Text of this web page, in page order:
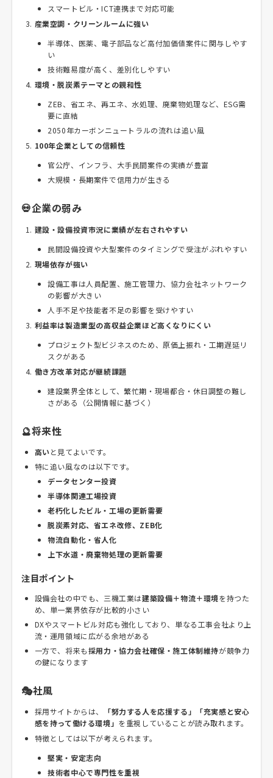
スマートビル・ICT連携まで対応可能
産業空調・クリーンルームに強い
半導体、医薬、電子部品など高付加価値案件に関与しやす
い
技術難易度が高く、差別化しやすい
環境・脱炭素テーマとの親和性
ZEB、省エネ、再エネ、水処理、廃棄物処理など、ESG需
要に直結
2050年カーボンニュートラルの流れは追い風
100年企業としての信頼性
官公庁、インフラ、大手民間案件の実績が豊富
大規模・長期案件で信用力が生きる
💀企業の弱み
建設・設備投資市況に業績が左右されやすい
民間設備投資や大型案件のタイミングで受注がぶれやすい
現場依存が強い
設備工事は人員配置、施工管理力、協力会社ネットワーク
の影響が大きい
人手不足や技能者不足の影響を受けやすい
利益率は製造業型の高収益企業ほど高くなりにくい
プロジェクト型ビジネスのため、原価上振れ・工期遅延リ
スクがある
働き方改革対応が継続課題
建設業界全体として、繁忙期・現場都合・休日調整の難し
さがある（公開情報に基づく）
🔮将来性
高いと見てよいです。
特に追い風なのは以下です。
データセンター投資
半導体関連工場投資
老朽化したビル・工場の更新需要
脱炭素対応、省エネ改修、ZEB化
物流自動化・省人化
上下水道・廃棄物処理の更新需要
注目ポイント
設備会社の中でも、三機工業は建築設備＋物流＋環境を持つた
め、単一業界依存が比較的小さい
DXやスマートビル対応も強化しており、単なる工事会社より上
流・運用領域に広がる余地がある
一方で、将来も採用力・協力会社確保・施工体制維持が競争力
の鍵になります
🎭社風
採用サイトからは、
「努力する人を応援する」「充実感と安心
感を持って働ける環境」 を重視していることが読み取れます。
特徴としては以下が考えられます。
堅実・安定志向
技術者中心で専門性を重視